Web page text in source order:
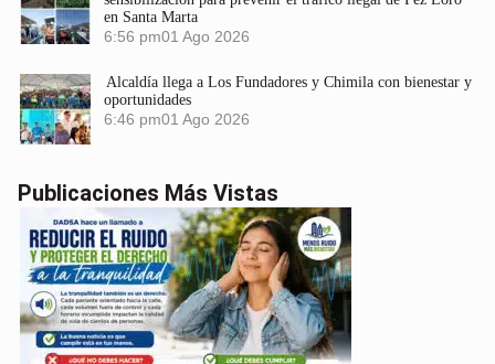
en Santa Marta
6:56 pm01 Ago 2026
Alcaldía llega a Los Fundadores y Chimila con bienestar y
oportunidades
6:46 pm01 Ago 2026
Publicaciones Más Vistas